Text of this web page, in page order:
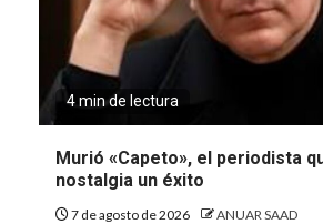
4 min de lectura
Murió «Capeto», el periodista
nostalgia un éxito
7 de agosto de 2026 ANUAR SAAD